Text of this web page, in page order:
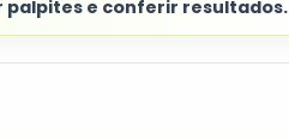
e conferir resultados.